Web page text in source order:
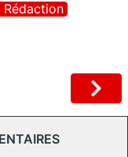
Rédaction